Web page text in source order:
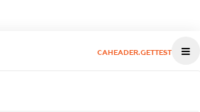
CAHEADER.GETTEST